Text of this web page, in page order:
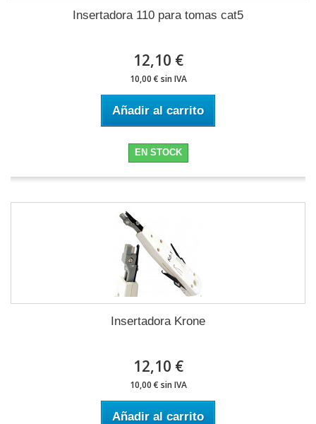
Insertadora 110 para tomas cat5
12,10 €
10,00 € sin IVA
Añadir al carrito
EN STOCK
Insertadora Krone
12,10 €
10,00 € sin IVA
Añadir al carrito